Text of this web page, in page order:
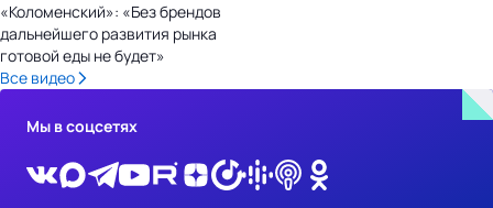
«Коломенский»: «Без брендов
дальнейшего развития рынка
готовой еды не будет»
Все видео
Мы в соцсетях